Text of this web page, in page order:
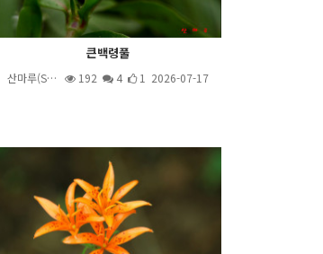
큰백령풀
산마루(S… 192 4 1 2026-07-17